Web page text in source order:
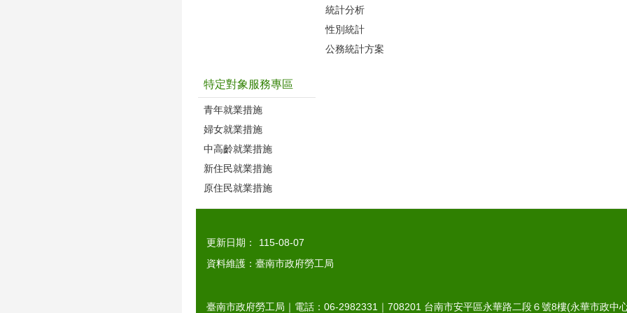
統計分析
性別統計
公務統計方案
特定對象服務專區
青年就業措施
婦女就業措施
中高齡就業措施
新住民就業措施
原住民就業措施
更新日期：
115-08-07
資料維護：臺南市政府勞工局
臺南市政府勞工局｜電話：06-2982331｜ 708201 台南市安平區永華路二段６號8樓(永華市政中